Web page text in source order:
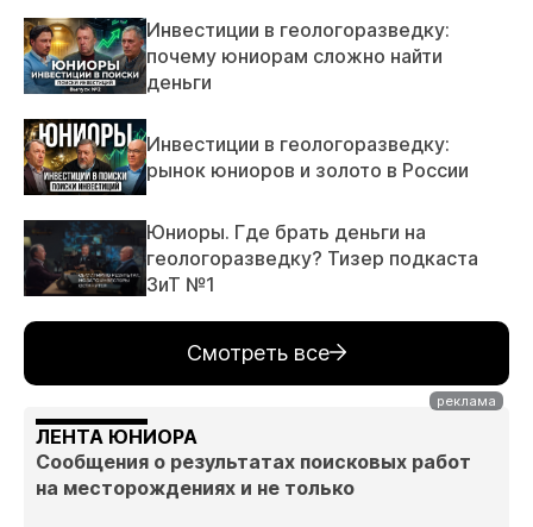
Инвестиции в геологоразведку:
почему юниорам сложно найти
деньги
Инвестиции в геологоразведку:
рынок юниоров и золото в России
Юниоры. Где брать деньги на
геологоразведку? Тизер подкаста
ЗиТ №1
Смотреть все
ЛЕНТА ЮНИОРА
Сообщения о результатах поисковых работ
на месторождениях и не только